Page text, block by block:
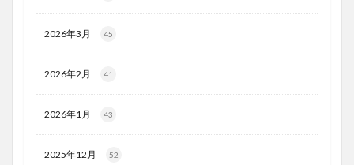
2026年3月 45
2026年2月 41
2026年1月 43
2025年12月 52